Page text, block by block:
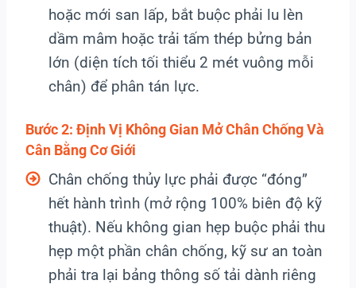
hoặc mới san lấp, bắt buộc phải lu lèn
dầm mâm hoặc trải tấm thép bửng bản
lớn (diện tích tối thiểu 2 mét vuông mỗi
chân) để phân tán lực.
Bước 2: Định Vị Không Gian Mở Chân Chống Và
Cân Bằng Cơ Giới
Chân chống thủy lực phải được “đóng”
hết hành trình (mở rộng 100% biên độ kỹ
thuật). Nếu không gian hẹp buộc phải thu
hẹp một phần chân chống, kỹ sư an toàn
phải tra lại bảng thông số tải dành riêng